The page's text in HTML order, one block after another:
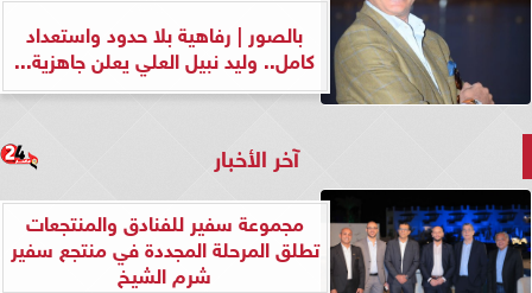
بالصور | رفاهية بلا حدود واستعداد
كامل.. وليد نبيل العلي يعلن جاهزية...
آخر الأخبار
مجموعة سفير للفنادق والمنتجعات
تطلق المرحلة المجددة في منتجع سفير
شرم الشيخ